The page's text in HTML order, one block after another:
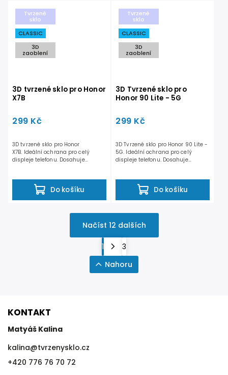
Tvrzené
sklo
CLASSIC
3D
zaoblení
3D tvrzené sklo pro Honor
X7B
299 Kč
Do košíku
3D tvrzené sklo pro Honor
X7B. Ideální ochrana pro celý
displeje telefonu. Dosahuje
Tvrzené
sklo
CLASSIC
3D
zaoblení
3D Tvrzené sklo pro
Honor 90 Lite - 5G
299 Kč
Do košíku
3D Tvrzené sklo pro Honor 90 Lite -
5G. Ideální ochrana pro celý
displeje telefonu. Dosahuje
Načíst 12 dalších
1
3
Nahoru
KONTAKT
Matyáš Kalina
kalina@tvrzenysklo.cz
+420 776 76 70 72